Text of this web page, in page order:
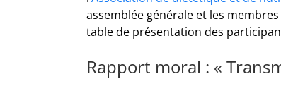
assemblée générale et les
table de présentation des
Rapport moral : «